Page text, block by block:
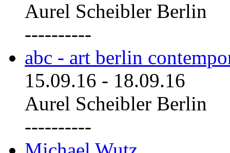
Aurel Scheibler Berlin
----------
abc - art berlin
15.09.16 - 18.09.16
Aurel Scheibler Berlin
----------